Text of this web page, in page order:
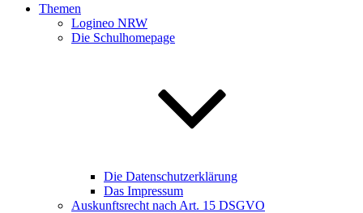
Themen
Logineo NRW
Die Schulhomepage
Die Datenschutzerklärung
Das Impressum
Auskunftsrecht nach Art. 15 DSGVO